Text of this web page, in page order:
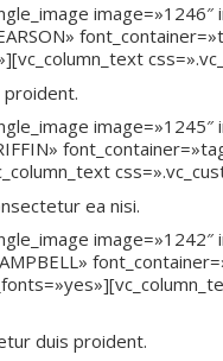
proident.
ea nisi.
duis proident.